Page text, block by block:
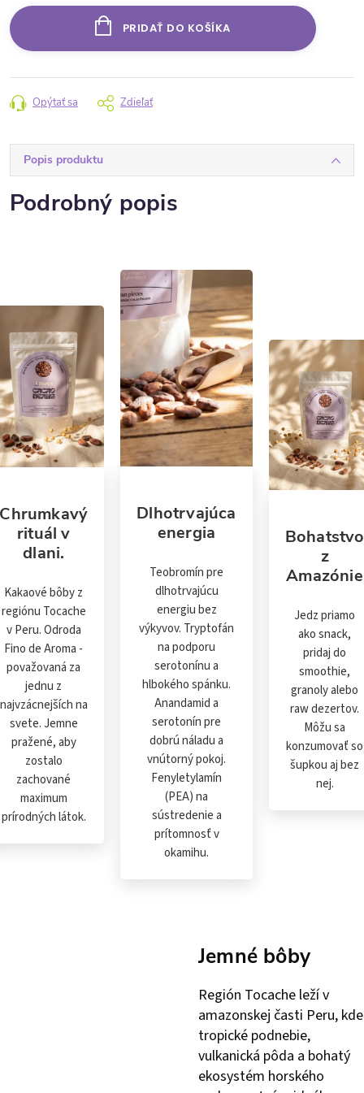
PRIDAŤ DO KOŠÍKA
Opýtať sa Zdieľať
Popis produktu
Podrobný popis
Chrumkavý
rituál v
dlani.
Kakaové bôby z
regiónu Tocache
v Peru. Odroda
Fino de Aroma -
považovaná za
jednu z
najvzácnejších na
svete. Jemne
pražené, aby
zostalo
zachované
maximum
prírodných látok.
Dlhotrvajúca
energia
Teobromín pre
dlhotrvajúcu
energiu bez
výkyvov. Tryptofán
na podporu
serotonínu a
hlbokého spánku.
Anandamid a
serotonín pre
dobrú náladu a
vnútorný pokoj.
Fenyletylamín
(PEA) na
sústredenie a
prítomnosť v
okamihu.
Bohatstvo
z
Amazónie
Jedz priamo
ako snack,
pridaj do
smoothie,
granoly alebo
raw dezertov.
Môžu sa
konzumovať so
šupkou aj bez
nej.
Jemné bôby
Región Tocache leží v
amazonskej časti Peru, kde
tropické podnebie,
vulkanická pôda a bohatý
ekosystém horského